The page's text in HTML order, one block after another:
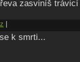
nic neuděláte.
narcisy, tenhle
vypadat
krvavou kaší,
z chodníku. A
uděláte radost,
zasviníš
k smrti...